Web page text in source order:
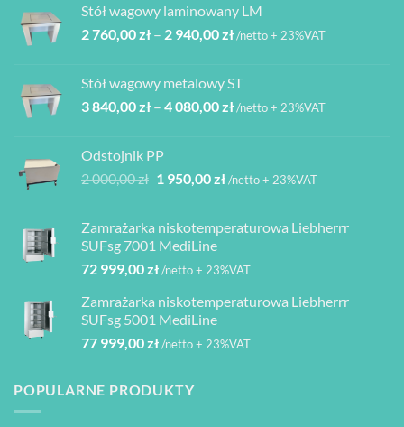
6
850,00 zł.
6
165,00 zł.
Stół wagowy laminowany LM
2 760,00zł – 2 940,00złZakres
2
760,00 zł
/netto + 23%VAT
Stół wagowy metalowy ST
3 840,00zł – 4 080,00złZakres
840,00 zł
080,00 zł
/netto + 23%VAT
Odstojnik PP
2 000,00zł Pierwotna
2
000,00 zł.
1 950,00złAktualna
1
/netto + 23%VAT
Zamrażarka niskotemperaturowa Liebherrr
SUFsg 7001 MediLine
72 999,00zł/netto + 23%VAT
Zamrażarka niskotemperaturowa Liebherrr
SUFsg 5001 MediLine
77 999,00zł/netto + 23%VAT
POPULARNE PRODUKTY